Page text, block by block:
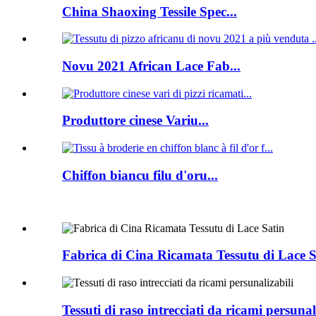
China Shaoxing Tessile Spec...
Novu 2021 African Lace Fab...
Produttore cinese Variu...
Chiffon biancu filu d'oru...
Fabrica di Cina Ricamata Tessutu di Lace
Tessuti di raso intrecciati da ricami